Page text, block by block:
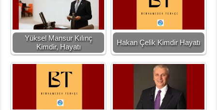
Yüksel Mansur Kılınç
Kimdir, Hayatı
Hakan Çelik Kimdir Hayatı